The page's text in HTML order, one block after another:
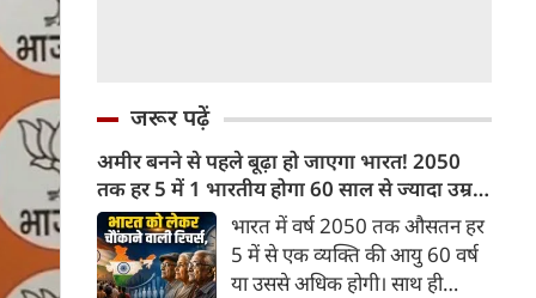
जरूर पढ़ें
अमीर बनने से पहले बूढ़ा हो जाएगा भारत! 2050
तक हर 5 में 1 भारतीय होगा 60 साल से ज्यादा उम्र
का
भारत में वर्ष 2050 तक औसतन हर
5 में से एक व्यक्ति की आयु 60 वर्ष
या उससे अधिक होगी। साथ ही